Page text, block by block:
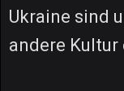
Ukraine sind
andere Kultur